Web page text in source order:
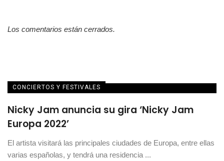
Los comentarios están cerrados.
CONCIERTOS Y FESTIVALES
Nicky Jam anuncia su gira ‘Nicky Jam
Europa 2022’
El artista visitará las principales ciudades de Europa, entre ellas
varias españolas, y tendrá una residencia ...